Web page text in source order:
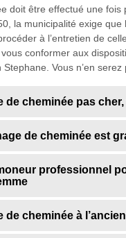
doit être effectué une
la municipalité exige
à l’entretien de
conformer aux
Vous n’en
de cheminée pas
de cheminée est
professionnel
de cheminée à